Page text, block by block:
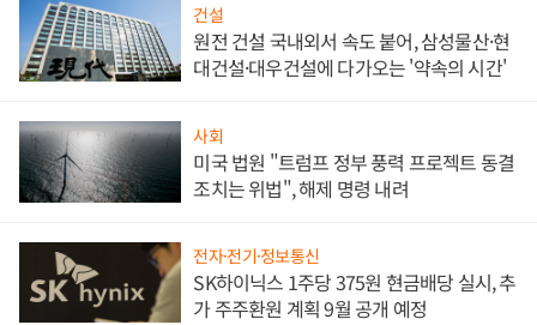
건설
원전 건설 국내외서 속도 붙어, 삼성물산·현
대건설·대우건설에 다가오는 '약속의 시간'
사회
미국 법원 "트럼프 정부 풍력 프로젝트 동결
조치는 위법", 해제 명령 내려
전자·전기·정보통신
SK하이닉스 1주당 375원 현금배당 실시, 추
가 주주환원 계획 9월 공개 예정